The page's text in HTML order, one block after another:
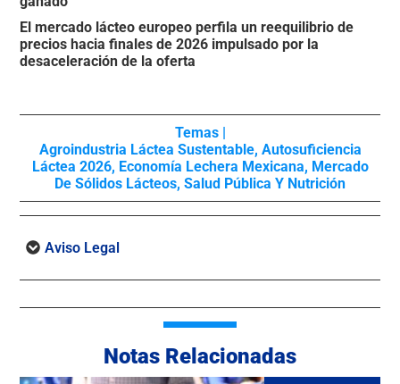
El mercado lácteo europeo perfila un reequilibrio de
precios hacia finales de 2026 impulsado por la
desaceleración de la oferta
Temas |
Agroindustria Láctea Sustentable, Autosuficiencia
Láctea 2026, Economía Lechera Mexicana, Mercado
De Sólidos Lácteos, Salud Pública Y Nutrición
Aviso Legal
Notas Relacionadas